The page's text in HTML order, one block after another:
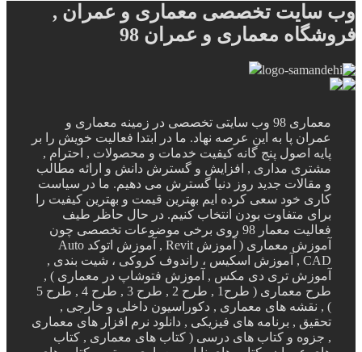
وب سایت تخصصی معماری و عمران ,
فروشگاه معماری و عمران 98
معماری 98 وب سایتی تخصصی در زمینه معماری و
عمران پا به این عرصه نهاد. ما در ابتدا فعالیت خویش را بر
پایه اصول پنج گانه کیفیت خدمات و محصولات , احترام ,
مشتری مداری , افزایش و گسترش دانش و ارائه مطالب
و مقالات جدید روز دنیا گسترش می دهیم. ما در سیاست
کاری خود سعی کرده ایم بهترین قیمت و بهترین کیفیت را
برای متفاوت بودن انتخاب کنیم. در حال حاظر طیف
فعالیت معمار 98 روی برخی موضوعات تخصصی چون
آموزش معماری ( آموزش Revit , آموزش اتوکد Auto
CAD , آموزش اسکیس ، راندوف کروکی ، شیت بندی ,
آموزش تری دی مکس , آموزش فتوشاپ در معماری ) ,
طرح معماری ( طرح1 , طرح 2 , طرح 3 , طرح 4 , طرح 5
) , نقشه های معماری , دکوراسیون داخلی و خارجی ,
تحقیق , برنامه های فیزیکی , دانلود نرم افزار های معماری
, جزوه و کتاب های درسی ( کتاب های معماری , کتاب